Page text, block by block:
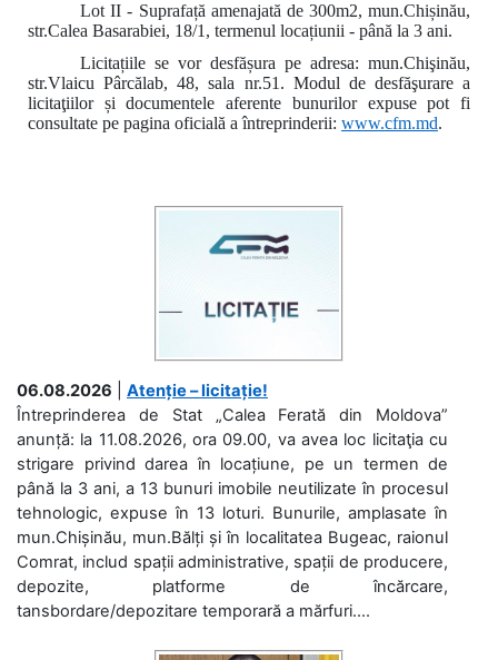
Lot II - Suprafață amenajată de 300m2, mun.Chișinău,
str.Calea Basarabiei, 18/1, termenul locațiunii - până la 3 ani.
Licitațiile se vor desfășura pe adresa: mun.Chişinău,
str.Vlaicu Pârcălab, 48, sala nr.51. Modul de desfăşurare a
licitaţiilor și documentele aferente bunurilor expuse pot fi
consultate pe pagina oficială a întreprinderii: www.cfm.md.
06.08.2026
Atenție – licitație!
Întreprinderea de Stat „Calea Ferată din Moldova”
anunță: la 11.08.2026, ora 09.00, va avea loc licitaţia cu
strigare privind darea în locațiune, pe un termen de
până la 3 ani, a 13 bunuri imobile neutilizate în procesul
tehnologic, expuse în 13 loturi. Bunurile, amplasate în
mun.Chișinău, mun.Bălți și în localitatea Bugeac, raionul
Comrat, includ spații administrative, spații de producere,
depozite, platforme de încărcare,
tansbordare/depozitare temporară a mărfuri....